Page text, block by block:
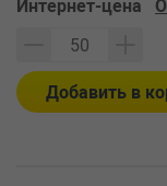
Интернет-цена
Добавить в